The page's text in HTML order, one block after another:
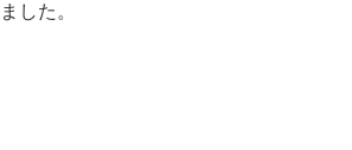
した。